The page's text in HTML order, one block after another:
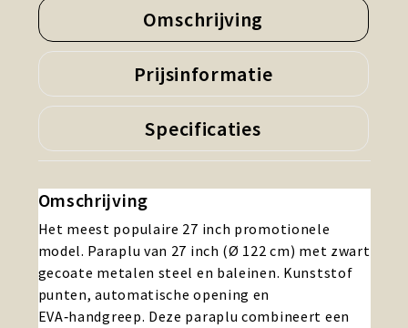
Omschrijving
Prijsinformatie
Specificaties
Omschrijving
Het meest populaire 27 inch promotionele
model. Paraplu van 27 inch (Ø 122 cm) met zwart
gecoate metalen steel en baleinen. Kunststof
punten, automatische opening en
EVA‑handgreep. Deze paraplu combineert een